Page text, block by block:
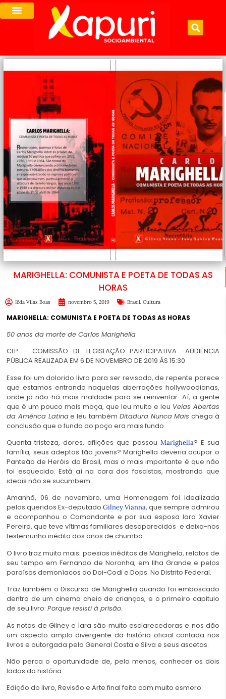
MARIGHELLA: COMUNISTA E POETA DE TODAS AS
HORAS
Iêda Vilas Boas novembro 5, 2019 Brasil, Cultura
MARIGHELLA: COMUNISTA E POETA DE TODAS AS HORAS
50 anos da morte de Carlos Marighella
CLP – COMISSÃO DE LEGISLAÇÃO PARTICIPATIVA -AUDIÊNCIA
PÚBLICA REALIZADA EM 6 DE NOVEMBRO DE 2019 ÀS 15:30
Esse foi um dolorido livro para ser revisado, de repente parece
que estamos entrando naquelas aberrações hollywoodianas,
onde já não há mais maldade para se reinventar. Aí, a gente
que é um pouco mais moça, que leu muito e leu Veias Abertas
da América Latinae leu também Ditadura Nunca Mais chega à
conclusão que o fundo do poço era mais fundo.
Quanta tristeza, dores, aflições que passou Marighella? E sua
família, seus adeptos tão jovens? Marighella deveria ocupar o
Panteão de Heróis do Brasil, mas o mais importante é que não
foi esquecido. Está aí na cara dos fascistas, mostrando que
ideais não se sucumbem.
Amanhã, 06 de novembro, uma Homenagem foi idealizada
pelos queridos Ex-deputado Gilney Vianna, que sempre admirou
e acompanhou o Comandante e por sua esposa Iara Xavier
Pereira, que teve vítimas familiares desaparecidos e deixa-nos
testemunho inédito dos anos de chumbo.
O livro traz muito mais: poesias inéditas de Marighela, relatos de
seu tempo em Fernando de Noronha, em Ilha Grande e pelos
paraísos demoníacos do Doi-Codi e Dops. No Distrito Federal.
Traz também o Discurso de Marighella quando foi emboscado
dentro de um cinema cheio de crianças, e o primeiro capitulo
de seu livro: Porque resisti à prisão.
As notas de Gilney e Iara são muito esclarecedoras e nos dão
um aspecto amplo divergente da história oficial contada nos
livros e outorgada pelo General Costa e Silva e seus ascetas.
Não perca o oportunidade de, pelo menos, conhecer os dois
lados da história.
Edição do livro, Revisão e Arte final feita com muito esmero.